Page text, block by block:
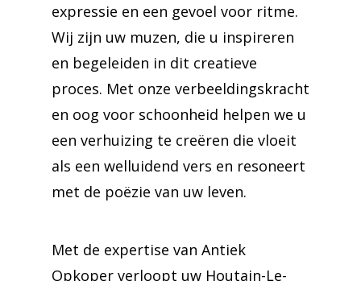
expressie en een gevoel voor ritme.
Wij zijn uw muzen, die u inspireren
en begeleiden in dit creatieve
proces. Met onze verbeeldingskracht
en oog voor schoonheid helpen we u
een verhuizing te creëren die vloeit
als een welluidend vers en resoneert
met de poëzie van uw leven.
Met de expertise van Antiek
Opkoper verloopt uw Houtain-Le-